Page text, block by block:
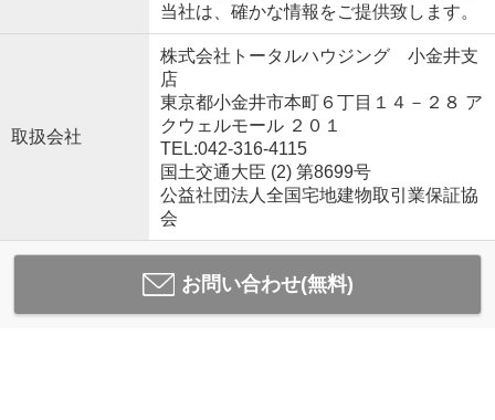
当社は、確かな情報をご提供致します。
取扱会社
株式会社トータルハウジング 小金井支
店
東京都小金井市本町６丁目１４－２８ ア
クウェルモール ２０１
TEL:042-316-4115
国土交通大臣 (2) 第8699号
公益社団法人全国宅地建物取引業保証協
会
お問い合わせ(無料)